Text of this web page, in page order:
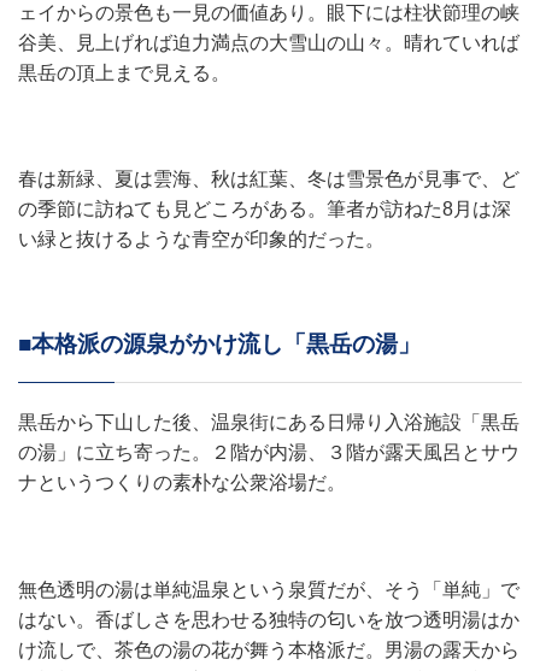
ェイからの景色も一見の価値あり。眼下には柱状節理の峡
谷美、見上げれば迫力満点の大雪山の山々。晴れていれば
黒岳の頂上まで見える。
春は新緑、夏は雲海、秋は紅葉、冬は雪景色が見事で、ど
の季節に訪ねても見どころがある。筆者が訪ねた8月は深
い緑と抜けるような青空が印象的だった。
■本格派の源泉がかけ流し「黒岳の湯」
黒岳から下山した後、温泉街にある日帰り入浴施設「黒岳
の湯」に立ち寄った。２階が内湯、３階が露天風呂とサウ
ナというつくりの素朴な公衆浴場だ。
無色透明の湯は単純温泉という泉質だが、そう「単純」で
はない。香ばしさを思わせる独特の匂いを放つ透明湯はか
け流しで、茶色の湯の花が舞う本格派だ。男湯の露天から